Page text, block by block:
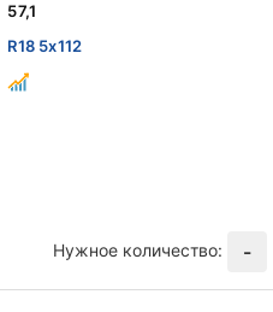
57,1
R18 5x112
Нужное количество: -